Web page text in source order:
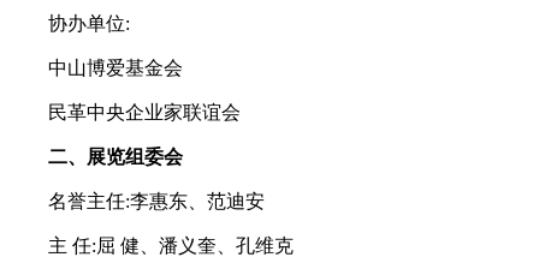
协办单位:
中山博爱基金会
民革中央企业家联谊会
二、展览组委会
名誉主任:李惠东、范迪安
主 任:屈 健、潘义奎、孔维克